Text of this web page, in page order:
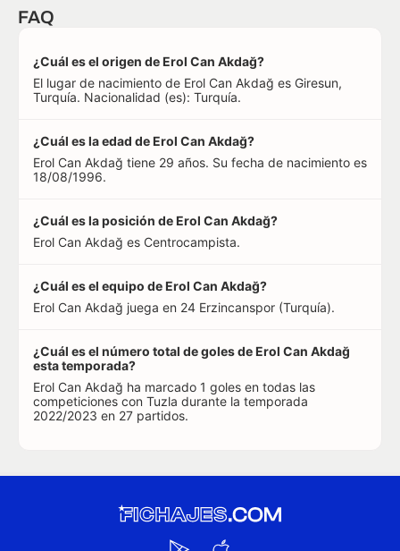
FAQ
¿Cuál es el origen de Erol Can Akdağ?
El lugar de nacimiento de Erol Can Akdağ es Giresun,
Turquía. Nacionalidad (es): Turquía.
¿Cuál es la edad de Erol Can Akdağ?
Erol Can Akdağ tiene 29 años. Su fecha de nacimiento es
18/08/1996.
¿Cuál es la posición de Erol Can Akdağ?
Erol Can Akdağ es Centrocampista.
¿Cuál es el equipo de Erol Can Akdağ?
Erol Can Akdağ juega en 24 Erzincanspor (Turquía).
¿Cuál es el número total de goles de Erol Can Akdağ
esta temporada?
Erol Can Akdağ ha marcado 1 goles en todas las
competiciones con Tuzla durante la temporada
2022/2023 en 27 partidos.